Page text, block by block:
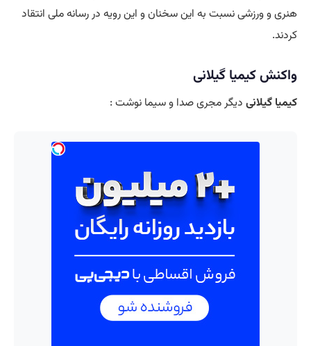
هنری و ورزشی نسبت به این سخنان و این رویه در رسانه ملی انتقاد
کردند.
واکنش کیمیا گیلانی
کیمیا گیلانی دیگر مجری صدا و سیما نوشت :